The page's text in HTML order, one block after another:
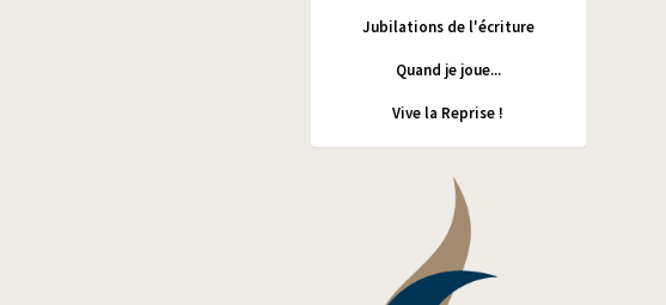
Jubilations de l'écriture
Quand je joue...
Vive la Reprise !